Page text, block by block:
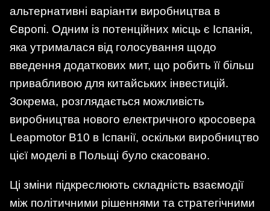
альтернативні варіанти виробництва в
Європі. Одним із потенційних місць є Іспанія,
яка утрималася від голосування щодо
введення додаткових мит, що робить її більш
привабливою для китайських інвестицій.
Зокрема, розглядається можливість
виробництва нового електричного кросовера
Leapmotor B10 в Іспанії, оскільки виробництво
цієї моделі в Польщі було скасовано.
Ці зміни підкреслюють складність взаємодії
між політичними рішеннями та стратегічними